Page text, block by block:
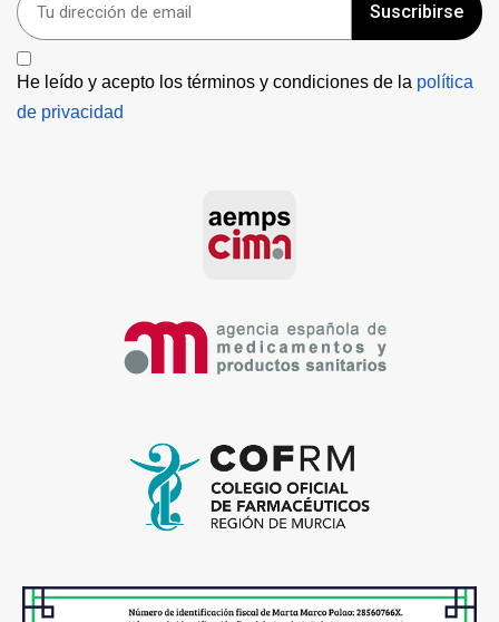
Suscribirse
He leído y acepto los términos y condiciones de la política
de privacidad